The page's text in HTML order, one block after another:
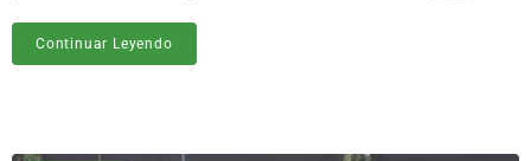
Continuar Leyendo